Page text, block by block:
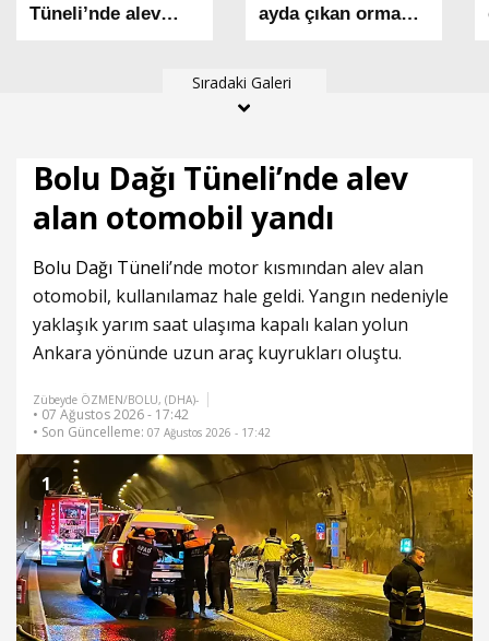
Sıradaki Galeri
Tüneli’nde alev
ayda çıkan orman
gördü
Bolu Dağı Tüneli’nde alev
alan otomobil yandı
Bolu Dağı Tüneli’nde motor kısmından alev alan
otomobil, kullanılamaz hale geldi. Yangın nedeniyle
yaklaşık yarım saat ulaşıma kapalı kalan yolun
Ankara yönünde uzun araç kuyrukları oluştu.
Zübeyde ÖZMEN/BOLU, (DHA)-
• 07 Ağustos 2026 - 17:42
• Son Güncelleme: 07 Ağustos 2026 - 17:42
1